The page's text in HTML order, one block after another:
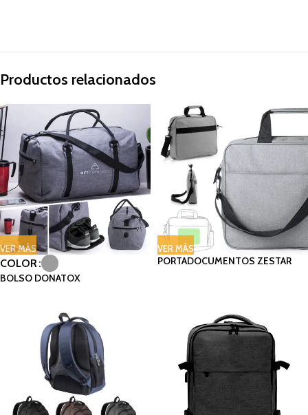
Productos relacionados
VER MÁS
COLOR
BOLSO DONATOX
VER MÁS
PORTADOCUMENTOS ZESTAR